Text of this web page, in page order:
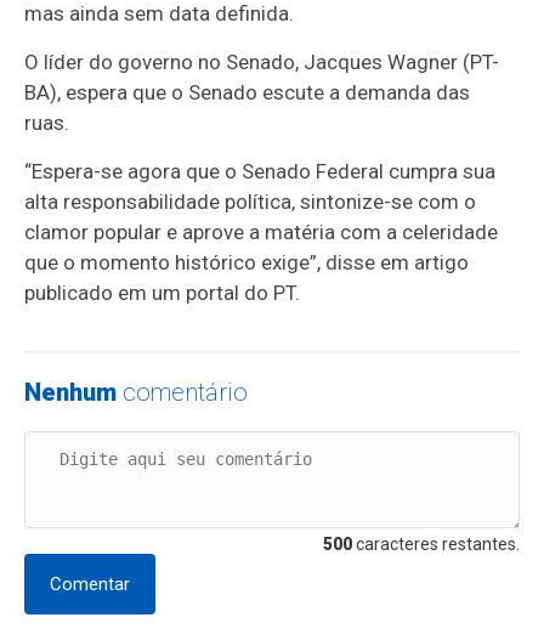
mas ainda sem data definida.
O líder do governo no Senado, Jacques Wagner (PT-
BA), espera que o Senado escute a demanda das
ruas.
“Espera-se agora que o Senado Federal cumpra sua
alta responsabilidade política, sintonize-se com o
clamor popular e aprove a matéria com a celeridade
que o momento histórico exige”, disse em artigo
publicado em um portal do PT.
Nenhum comentário
500caracteres restantes.
Comentar